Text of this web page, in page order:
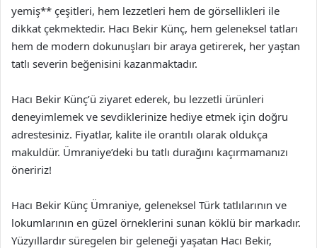
yemiş** çeşitleri, hem lezzetleri hem de görsellikleri ile
dikkat çekmektedir. Hacı Bekir Künç, hem geleneksel tatları
hem de modern dokunuşları bir araya getirerek, her yaştan
tatlı severin beğenisini kazanmaktadır.
Hacı Bekir Künç’ü ziyaret ederek, bu lezzetli ürünleri
deneyimlemek ve sevdiklerinize hediye etmek için doğru
adrestesiniz. Fiyatlar, kalite ile orantılı olarak oldukça
makuldür. Ümraniye’deki bu tatlı durağını kaçırmamanızı
öneririz!
Hacı Bekir Künç Ümraniye, geleneksel Türk tatlılarının ve
lokumlarının en güzel örneklerini sunan köklü bir markadır.
Yüzyıllardır süregelen bir geleneği yaşatan Hacı Bekir,